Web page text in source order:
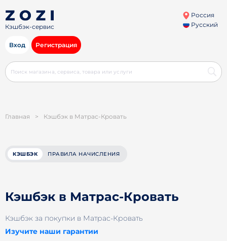
Кэшбэк-сервис
Россия
Русский
Вход Регистрация
Главная > Кэшбэк в Матрас-Кровать
КЭШБЭК ПРАВИЛА НАЧИСЛЕНИЯ
Кэшбэк в Матрас-Кровать
Кэшбэк за покупки в Матрас-Кровать
Изучите наши гарантии